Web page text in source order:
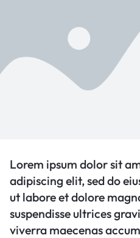
Lorem ipsum dolor sit
adipiscing elit, sed do
ut labore et dolore
suspendisse ultrices
viverra maecenas